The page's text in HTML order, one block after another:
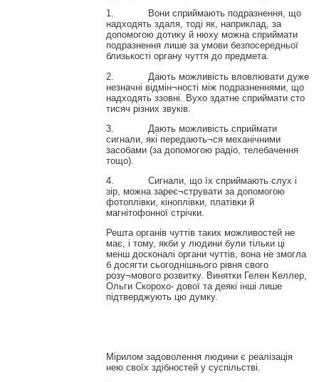
1. Вони сприймають подразнення, що
надходять здаля, тоді як, наприклад, за
допомогою дотику й нюху можна сприймати
подразнення лише за умови безпосередньої
близькості органу чуття до предмета.
2. Дають можливість вловлювати дуже
незначні відмін¬ності між подразненнями, що
надходять ззовні. Вухо здатне сприймати сто
тисяч різних звуків.
3. Дають можливість сприймати
сигнали, які передають¬ся механічними
засобами (за допомогою радіо, телебачення
тощо).
4. Сигнали, що їх сприймають слух і
зір, можна зареє¬струвати за допомогою
фотоплівки, кіноплівки, платівки й
магнітофонної стрічки.
Решта органів чуттів таких можливостей не
має, і тому, якби у людини були тільки ці
менш досконалі органи чуттів, вона не змогла
б досягти сьогоднішнього рівня свого
розу¬мового розвитку. Винятки Гелен Келлер,
Ольги Скорохо- дової та деякі інші лише
підтверджують цю думку.
Мірилом задоволення людини є реалізація
нею своїх здібностей у суспільстві.